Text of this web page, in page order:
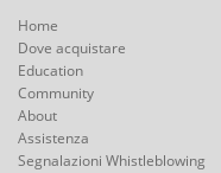
Home
Dove acquistare
Education
Community
About
Assistenza
Segnalazioni Whistleblowing